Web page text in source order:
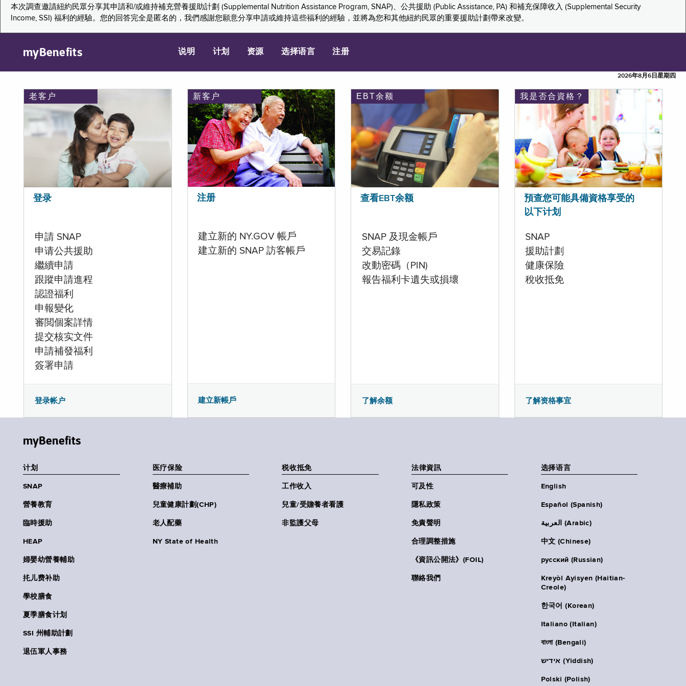
本次調查邀請紐約民眾分享其申請和/或維持補充營養援助計劃 (Supplemental Nutrition Assistance Program, SNAP)、公共援助 (Public Assistance, PA) 和補充保障收入 (Supplemental Security
Income, SSI) 福利的經驗。您的回答完全是匿名的，我們感謝您願意分享申請或維持這些福利的經驗，並將為您和其他紐約民眾的重要援助計劃帶來改變。
myBenefits 说明 计划 资源 选择语言 注册
2026年8月6日星期四
老客户
登录
申請 SNAP
申请公共援助
繼續申請
跟蹤申請進程
認證福利
申報變化
審閲個案詳情
提交核实文件
申請補發福利
簽署申請
登录帐户
新客户
注册
建立新的 NY.GOV 帳戶
建立新的 SNAP 訪客帳戶
建立新帳戶
EBT余额
查看EBT余额
SNAP 及現金帳戶
交易記錄
改動密碼（PIN)
報告福利卡遺失或損壞
了解余额
我是否合資格？
預查您可能具備資格享受的
以下计划
SNAP
援助計劃
健康保險
稅收抵免
了解资格事宜
myBenefits
计划
SNAP
營養教育
臨時援助
HEAP
婦嬰幼營養輔助
扥儿费补助
學校膳食
夏季膳食计划
SSI 州輔助計劃
退伍軍人事務
医疗保险
醫療補助
兒童健康計劃(CHP)
老人配藥
NY State of Health
税收抵免
工作收入
兒童/受贍養者看護
非監護父母
法律資訊
可及性
隱私政策
免責聲明
合理調整措施
《資訊公開法》(FOIL)
聯絡我們
选择语言
English
Español (Spanish)
العربية (Arabic)
中文 (Chinese)
русский (Russian)
Kreyòl Ayisyen (Haitian-
Creole)
한국어 (Korean)
Italiano (Italian)
বাংলা (Bengali)
אידיש (Yiddish)
Polski (Polish)